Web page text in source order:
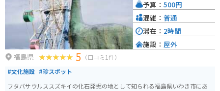
福島県 5 （口コミ1件）
#文化施設 #珍スポット
フタバサウルススズキイの化石発掘の地として知られる福島県いわき市にあ
予算： 500円
混雑： 普通
滞在： 2時間
施設： 屋外